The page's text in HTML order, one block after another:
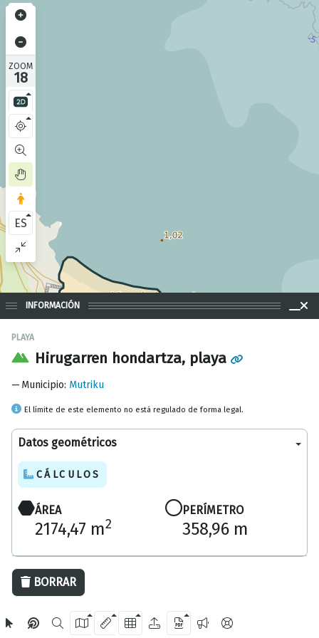
ZOOM
18
ES
OpenStreetMap
INFORMACIÓN
PLAYA
Hirugarren hondartza, playa
Municipio: Mutriku
El límite de este elemento no está regulado de forma legal.
Datos geométricos
CÁLCULOS
ÁREA
2174,47 m2
PERÍMETRO
358,96 m
BORRAR